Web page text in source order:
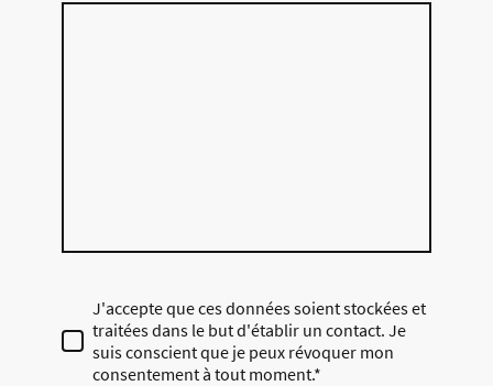
J'accepte que ces données soient stockées et
traitées dans le but d'établir un contact. Je
suis conscient que je peux révoquer mon
consentement à tout moment.*